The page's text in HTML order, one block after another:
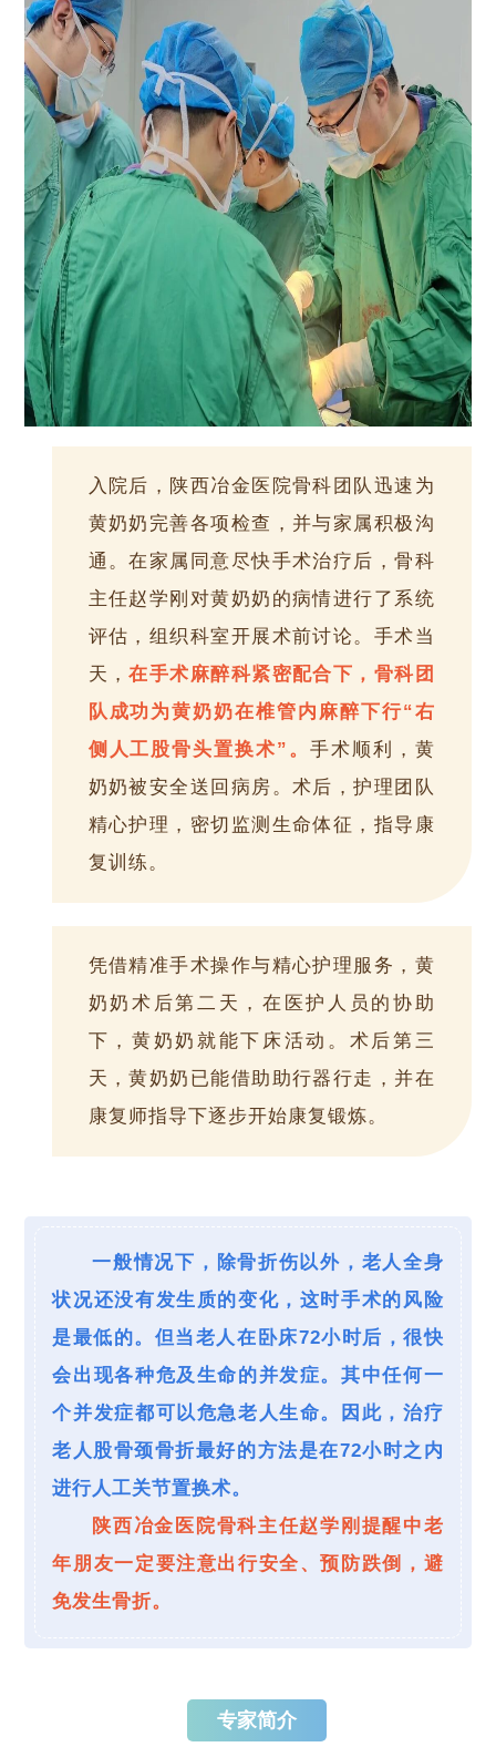
入院后，陕西冶金医院骨科团队迅速为
黄奶奶完善各项检查，并与家属积极沟
通。在家属同意尽快手术治疗后，骨科
主任赵学刚对黄奶奶的病情进行了系统
评估，组织科室开展术前讨论。手术当
天，在手术麻醉科紧密配合下，骨科团
队成功为黄奶奶在椎管内麻醉下行“右
侧人工股骨头置换术”。 手术顺利，黄
奶奶被安全送回病房。术后，护理团队
精心护理，密切监测生命体征，指导康
复训练。
凭借精准手术操作与精心护理服务，黄
奶奶术后第二天，在医护人员的协助
下，黄奶奶就能下床活动。术后第三
天，黄奶奶已能借助助行器行走，并在
康复师指导下逐步开始康复锻炼。
一般情况下，除骨折伤以外，老人全身
状况还没有发生质的变化，这时手术的风险
是最低的。但当老人在卧床72小时后，很快
会出现各种危及生命的并发症。其中任何一
个并发症都可以危急老人生命。因此，治疗
老人股骨颈骨折最好的方法是在72小时之内
进行人工关节置换术。
陕西冶金医院骨科主任赵学刚 提醒中老
年朋友一定要注意出行安全、预防跌倒，避
免发生骨折。
专家简介